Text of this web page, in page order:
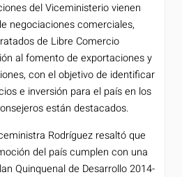
del Viceministerio vienen
negociaciones comerciales,
de Libre Comercio
al fomento de exportaciones y
con el objetivo de identificar
e inversión para el país en los
están destacados.
Rodríguez resaltó que
del país cumplen con una
Quinquenal de Desarrollo 2014-